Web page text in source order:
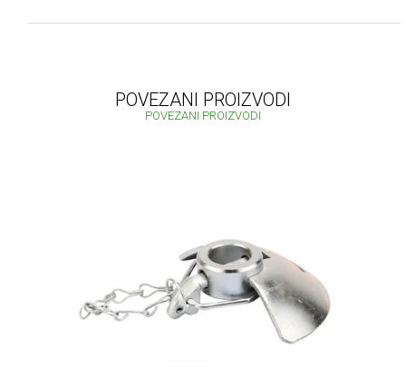
POVEZANI PROIZVODI
POVEZANI PROIZVODI